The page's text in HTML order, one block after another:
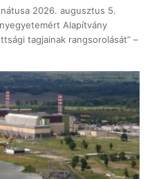
2026. augusztus 5.
Alapítvány
tagjainak rangsorolását” –